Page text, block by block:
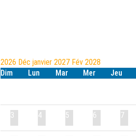
2026 Déc janvier 2027 Fév 2028
Dim
Lun Mar Mer Jeu
3 4 5 6 7